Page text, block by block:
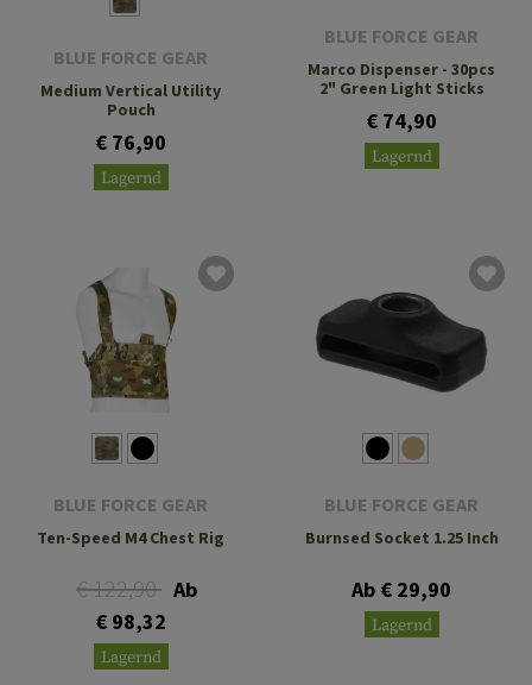
BLUE FORCE GEAR
Medium Vertical Utility
Pouch
€ 76,90
Lagernd
BLUE FORCE GEAR
Marco Dispenser - 30pcs
2" Green Light Sticks
€ 74,90
Lagernd
BLUE FORCE GEAR
Ten-Speed M4 Chest Rig
€ 122,90 Ab
€ 98,32
Lagernd
BLUE FORCE GEAR
Burnsed Socket 1.25 Inch
Ab € 29,90
Lagernd